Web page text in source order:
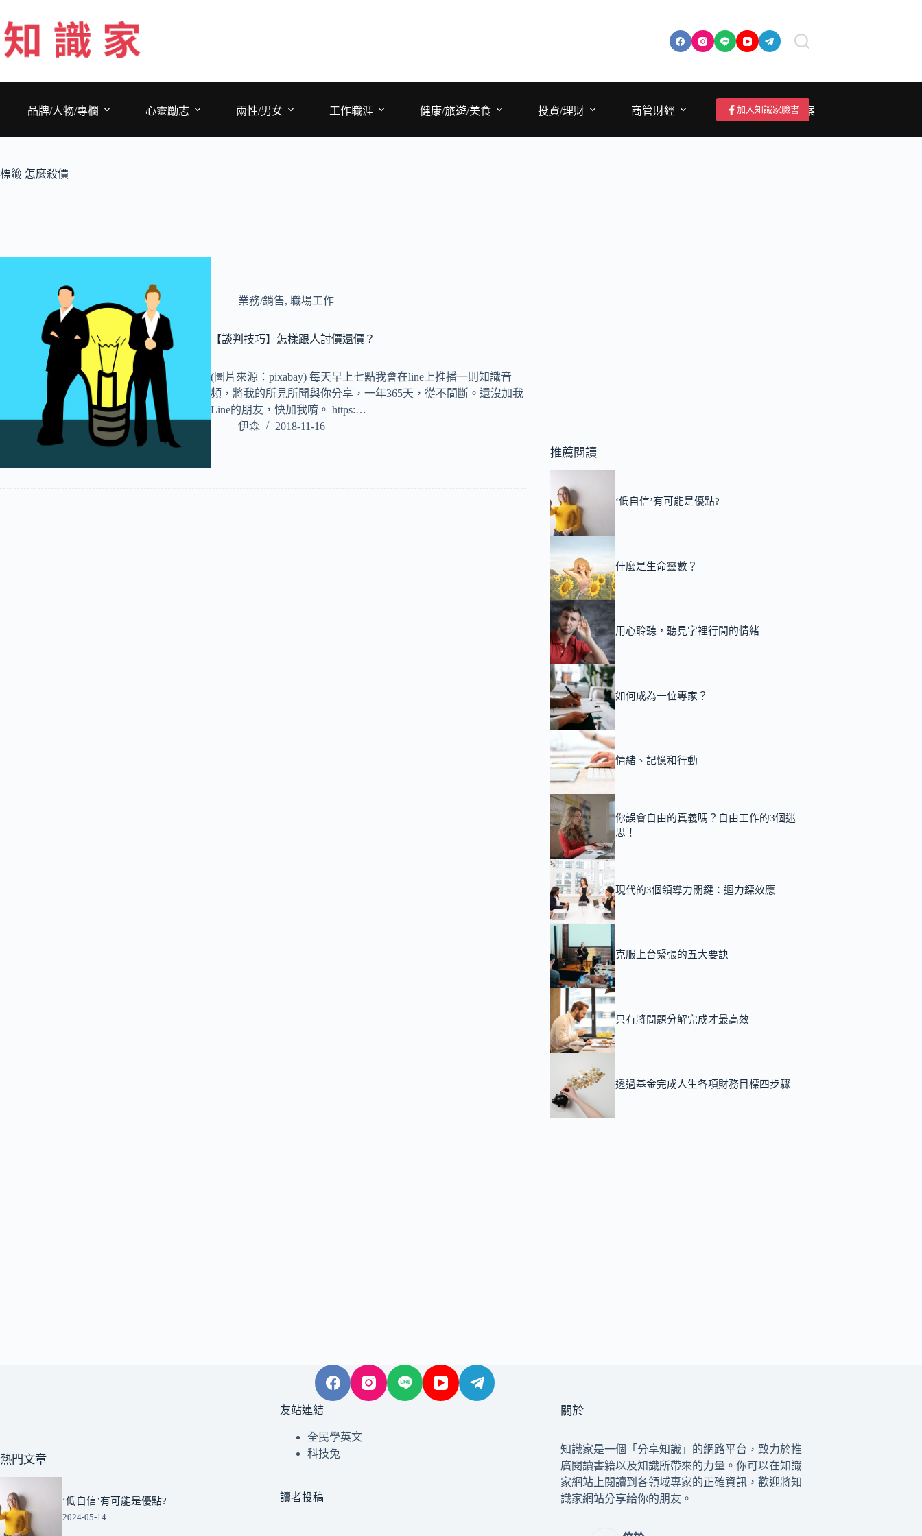
至
主
要
品牌/人物/專欄
心靈勵志 兩性/男女 工作職涯 健康/旅遊/美食 投資/理財 商管財經 成為作者/投稿/提案
加入知識家臉書
標籤 怎麼殺價
業務/銷售, 職場工作
【談判技巧】怎樣跟人討價還價？
(圖片來源：pixabay) 每天早上七點我會在line上推播一則知識音
頻，將我的所見所聞與你分享，一年365天，從不間斷。還沒加我
Line的朋友，快加我唷。 https:…
伊森
2018-11-16
推薦閱讀
‘低自信’有可能是優點?
什麼是生命靈數？
用心聆聽，聽見字裡行間的情緒
如何成為一位專家？
情緒、記憶和行動
你誤會自由的真義嗎？自由工作的3個迷
思！
現代的3個領導力關鍵：迴力鏢效應
克服上台緊張的五大要訣
只有將問題分解完成才最高效
透過基金完成人生各項財務目標四步驟
熱門文章
‘低自信’有可能是優點?
2024-05-14
友站連結
全民學英文
科技兔
讀者投稿
關於
知識家是一個「分享知識」的網路平台，致力於推
廣閱讀書籍以及知識所帶來的力量。你可以在知識
家網站上閱讀到各領域專家的正確資訊，歡迎將知
識家網站分享給你的朋友。